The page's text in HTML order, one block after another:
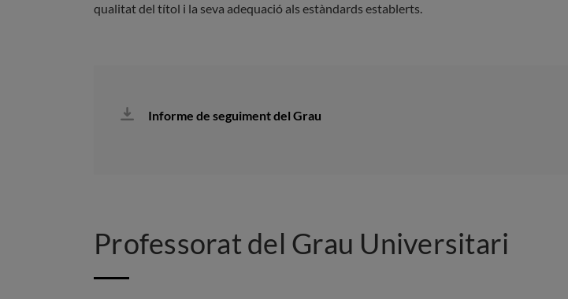
qualitat del títol i la seva adequació als estàndards establerts.
Informe de seguiment del Grau
Professorat del Grau Universitari